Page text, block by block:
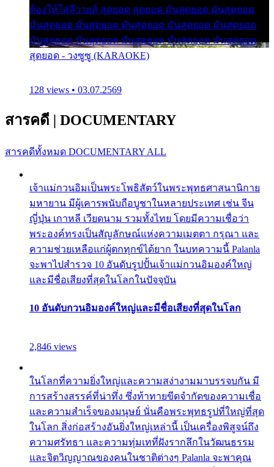
ต้องให้ใส่ลีวายส์ สุดยอด สุดยอด มันสุดยอด มันสุดยอด
มันสุดยอด มันสุดยอด มันสุดยอด มันสุดยอด มันสุดยอด
มันสุดยอด มันสุดยอด มันสุดยอด มันสุดยอด มันสุดยอด
สุดยอด - วงซูซู (KARAOKE)
128 views • 03.07.2569
สารคดี | DOCUMENTARY
สารคดีทั้งหมด DOCUMENTARY ALL
เจ้าแม่กวนอิมเป็นพระโพธิสัตว์ในพระพุทธศาสนานิกาย
มหายาน มีผู้เคารพนับถือบูชาในหลายประเทศ เช่น จีน
ญี่ปุ่น เกาหลี เวียดนาม รวมทั้งไทย โดยมีความเชื่อว่า
พระองค์ทรงเป็นสัญลักษณ์แห่งความเมตตา กรุณา และ
ความช่วยเหลือแก่ผู้ตกทุกข์ได้ยาก ในบทความนี้ Palanla
จะพาไปสำรวจ 10 อันดับรูปปั้นเจ้าแม่กวนอิมองค์ใหญ่
และมีชื่อเสียงที่สุดในโลกในปัจจุบัน
10 อันดับกวนอิมองค์ใหญ่และมีชื่อเสียงที่สุดในโลก
2,846 views
ในโลกที่ความยิ่งใหญ่และความสง่างามมาบรรจบกัน มี
การสร้างสรรค์ที่น่าทึ่ง ซึ่งท้าทายขีดจำกัดของความเชื่อ
และความสำเร็จของมนุษย์ นั่นคือพระพุทธรูปที่ใหญ่ที่สุด
ในโลก สิ่งก่อสร้างอันยิ่งใหญ่เหล่านี้ เป็นเครื่องพิสูจน์ถึง
ความศรัทธา และความทุ่มเทที่ฝังรากลึกในวัฒนธรรม
และจิตวิญญาณของคนในชาติต่างๆ Palanla จะพาคุณ